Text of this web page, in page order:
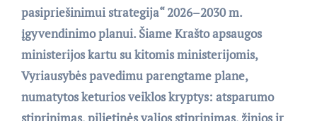
pasipriešinimui strategija“ 2026–2030 m.
įgyvendinimo planui. Šiame Krašto apsaugos
ministerijos kartu su kitomis ministerijomis,
Vyriausybės pavedimu parengtame plane,
numatytos keturios veiklos kryptys: atsparumo
stiprinimas, pilietinės valios stiprinimas, žinios ir